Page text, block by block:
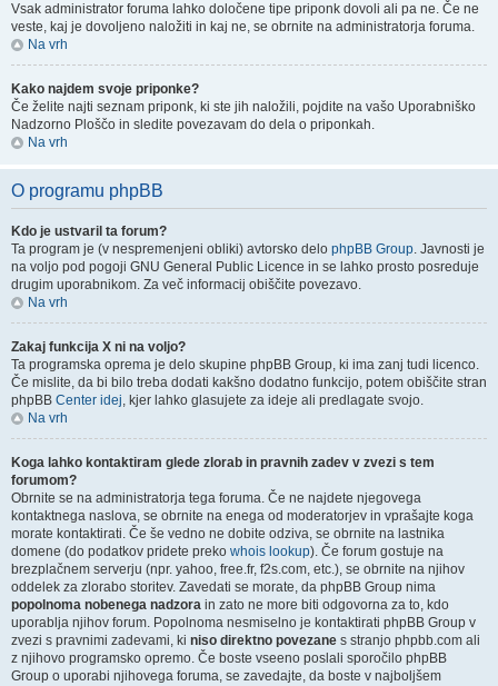
Vsak administrator foruma lahko določene tipe priponk dovoli ali pa ne. Če ne
veste, kaj je dovoljeno naložiti in kaj ne, se obrnite na administratorja foruma.
Na vrh
Kako najdem svoje priponke?
Če želite najti seznam priponk, ki ste jih naložili, pojdite na vašo Uporabniško
Nadzorno Ploščo in sledite povezavam do dela o priponkah.
Na vrh
O programu phpBB
Kdo je ustvaril ta forum?
Ta program je (v nespremenjeni obliki) avtorsko delo phpBB Group. Javnosti je
na voljo pod pogoji GNU General Public Licence in se lahko prosto posreduje
drugim uporabnikom. Za več informacij obiščite povezavo.
Na vrh
Zakaj funkcija X ni na voljo?
Ta programska oprema je delo skupine phpBB Group, ki ima zanj tudi licenco.
Če mislite, da bi bilo treba dodati kakšno dodatno funkcijo, potem obiščite stran
phpBB Center idej, kjer lahko glasujete za ideje ali predlagate svojo.
Na vrh
Koga lahko kontaktiram glede zlorab in pravnih zadev v zvezi s tem
forumom?
Obrnite se na administratorja tega foruma. Če ne najdete njegovega
kontaktnega naslova, se obrnite na enega od moderatorjev in vprašajte koga
morate kontaktirati. Če še vedno ne dobite odziva, se obrnite na lastnika
domene (do podatkov pridete preko whois lookup). Če forum gostuje na
brezplačnem serverju (npr. yahoo, free.fr, f2s.com, etc.), se obrnite na njihov
oddelek za zlorabo storitev. Zavedati se morate, da phpBB Group nima
popolnoma nobenega nadzora in zato ne more biti odgovorna za to, kdo
uporablja njihov forum. Popolnoma nesmiselno je kontaktirati phpBB Group v
zvezi s pravnimi zadevami, ki niso direktno povezane s stranjo phpbb.com ali
z njihovo programsko opremo. Če boste vseeno poslali sporočilo phpBB
Group o uporabi njihovega foruma, se zavedajte, da boste v najboljšem